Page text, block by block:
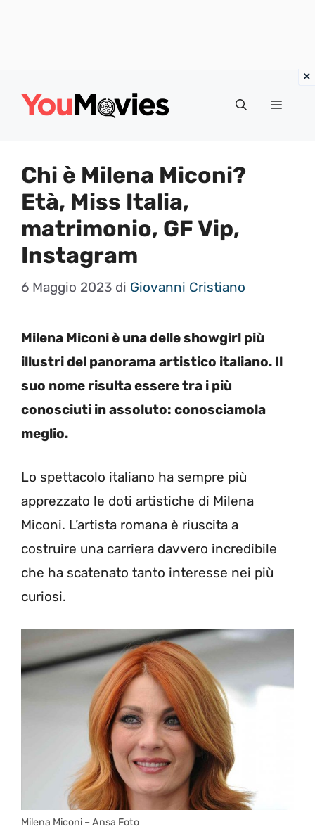
Menu
Chi è Milena Miconi?
Età, Miss Italia,
matrimonio, GF Vip,
Instagram
6 Maggio 2023 di Giovanni Cristiano
Milena Miconi è una delle showgirl più
illustri del panorama artistico italiano. Il
suo nome risulta essere tra i più
conosciuti in assoluto: conosciamola
meglio.
Lo spettacolo italiano ha sempre più
apprezzato le doti artistiche di Milena
Miconi. L’artista romana è riuscita a
costruire una carriera davvero incredibile
che ha scatenato tanto interesse nei più
curiosi.
Milena Miconi – Ansa Foto